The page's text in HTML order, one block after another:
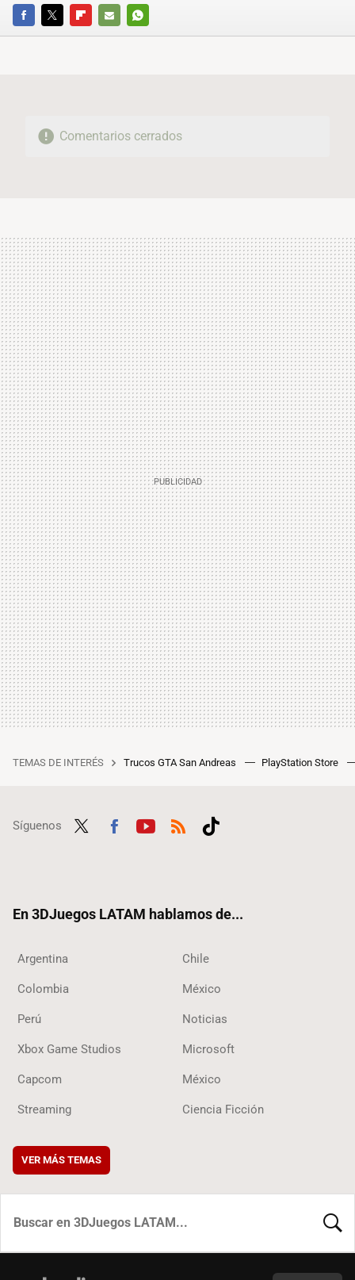
FACEBOOKTWITTERFLIPBOARD
E-
WHATSAPP
Comentarios cerrados
TEMAS DE INTERÉS Trucos GTA San Andreas PlayStation Store
Síguenos
En 3DJuegos LATAM hablamos de...
Argentina Chile
Colombia México
Perú Noticias
Xbox Game Studios Microsoft
Capcom México
Streaming Ciencia Ficción
VER MÁS TEMAS